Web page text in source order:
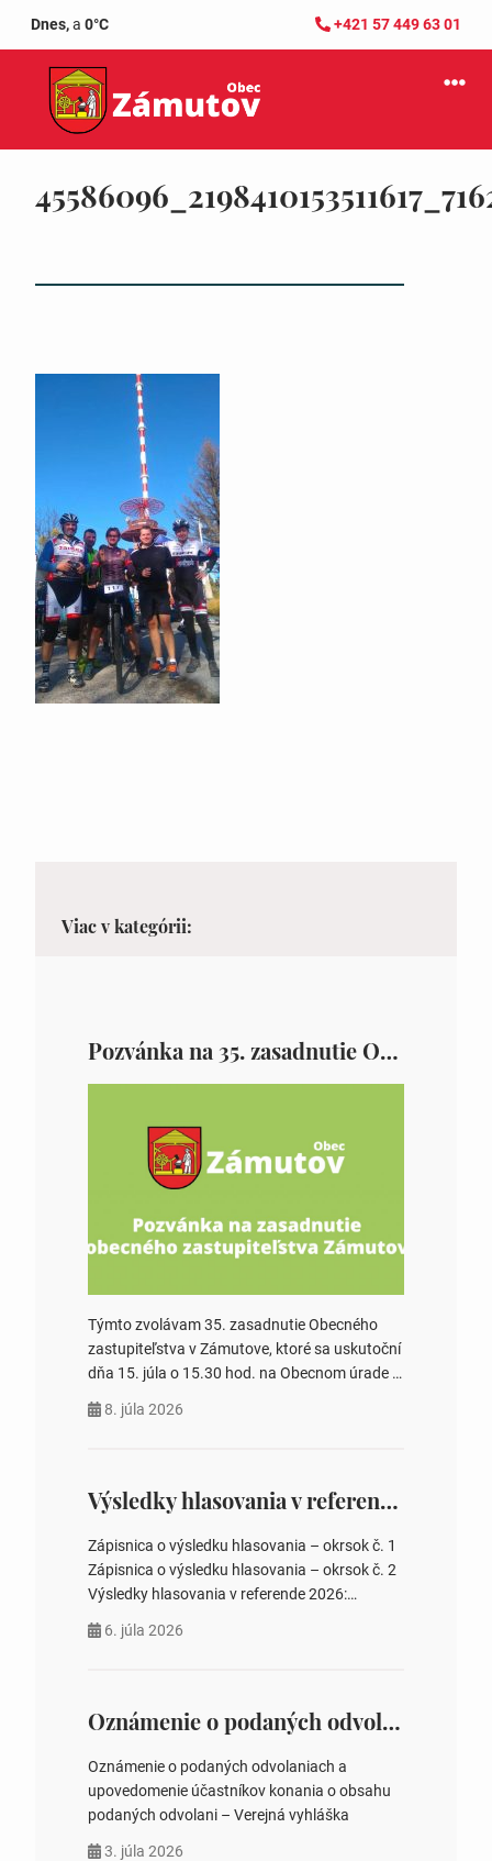
Dnes,a 0°C +421 57 449 63 01
Viac v kategórii:
Pozvánka na 35. zasadnutie OZ v Zámutove
Týmto zvolávam 35. zasadnutie Obecného
zastupiteľstva v Zámutove, ktoré sa uskutoční
dňa 15. júla o 15.30 hod. na Obecnom úrade v
rokovania 2. Schválenie návrhovej komisie a
zastupiteľstiev, počtu poslancov obecných
zastupiteľstiev v nich 4. Schválenie odpredaja
obecného pozemku –…
8. júla 2026
Výsledky hlasovania v referende 2026
Zápisnica o výsledku hlasovania – okrsok č. 1
Zápisnica o výsledku hlasovania – okrsok č. 2
Výsledky hlasovania v referende 2026:
na hlasovaní https://www.volbysr.sk/…
6. júla 2026
Oznámenie o podaných odvolaniach a upovedomenie účastníkov konania o obsahu podaných odvolani – Verejná vyhláška
Oznámenie o podaných odvolaniach a
upovedomenie účastníkov konania o obsahu
podaných odvolani – Verejná vyhláška
3. júla 2026